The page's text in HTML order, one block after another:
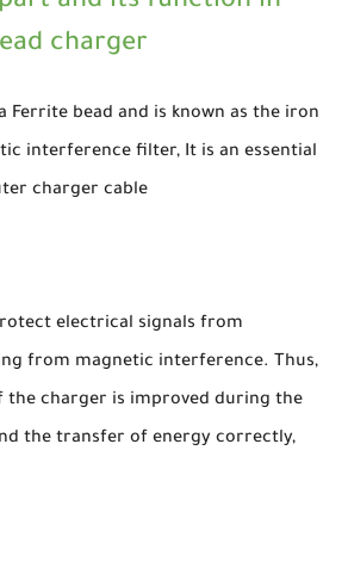
charger:
Ferrite bead and is known as the iron
interference filter, It is an essential
charger cable.
electrical signals from
from magnetic interference. Thus,
the charger is improved during the
the transfer of energy correctly,